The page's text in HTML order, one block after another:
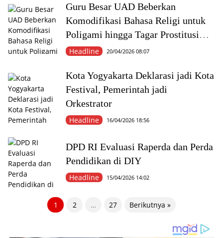
Guru Besar UAD Beberkan
Komodifikasi Bahasa Religi untuk
Poligami hingga Tagar Prostitusi
Online
Headline 20/04/2026 08:07
Kota Yogyakarta Deklarasi jadi Kota
Festival, Pemerintah jadi
Orkestrator
Headline 16/04/2026 18:56
DPD RI Evaluasi Raperda dan Perda
Pendidikan di DIY
Headline 15/04/2026 14:02
1 2 … 27 Berikutnya »